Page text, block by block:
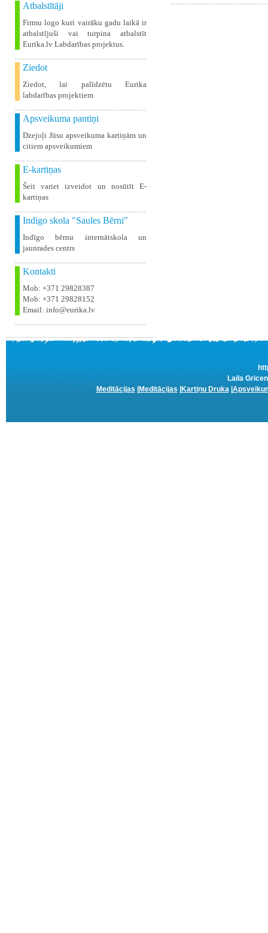
Atbalstītāji
Firmu logo kuri vairāku gadu laikā ir
atbalstījuši vai turpina atbalstīt
Eurika.lv Labdarības projektus.
Ziedot
Ziedot, lai palīdzētu Eurika
labdarības projektiem
Apsveikuma pantiņi
Dzejoļi Jūsu apsveikuma kartiņām un
citiem apsveikumiem
E-kartiņas
Šeit variet izveidot un nosūtīt E-
kartiņas
Indigo skola "Saules Bērni"
Indīgo bērnu internātskola un
jaunrades centrs
Kontakti
Mob: +371 29828387
Mob: +371 29828152
Email: info@eurika.lv
Laila
Meditācijas
Meditācijas Kartiņu Druka|